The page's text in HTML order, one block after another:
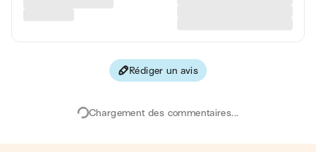
Rédiger un avis
Chargement des commentaires...